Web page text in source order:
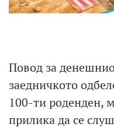
Повод за
заедничкото
100-ти роденден,
прилика да се